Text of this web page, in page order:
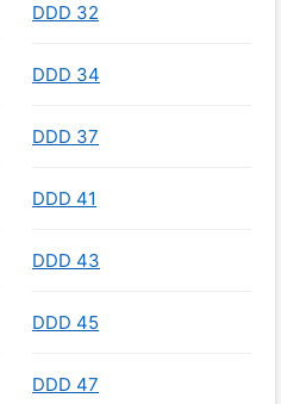
DDD 32
DDD 34
DDD 37
DDD 41
DDD 43
DDD 45
DDD 47